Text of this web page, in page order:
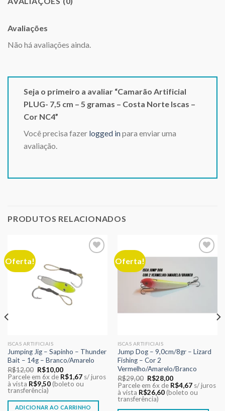
Avaliações
Não há avaliações ainda.
Seja o primeiro a avaliar “Camarão Artificial
PLUG- 7,5 cm – 5 gramas – Costa Norte Iscas –
Cor NC4”
Você precisa fazer logged inpara enviar uma
avaliação.
PRODUTOS RELACIONADOS
Oferta!
desejos
ISCAS ARTIFICIAIS
Jumping Jig – Sapinho – Thunder
Bait – 14g – Branco/Amarelo
R$12,00 O
preço
original
era:
R$12,00.
R$10,00O
preço
atual
é:
Parcele em 6x de R$1,67 s/ juros
à vista R$9,50 (boleto ou
transferência)
ADICIONAR AO CARRINHO
Oferta!
desejos
ISCAS ARTIFICIAIS
Jump Dog – 9,0cm/8gr – Lizard
Fishing – Cor 2
Vermelho/Amarelo/Branco
R$29,00 O
preço
original
era:
R$29,00.
R$28,00O
preço
atual
é:
Parcele em 6x de R$4,67 s/ juros
à vista R$26,60 (boleto ou
transferência)